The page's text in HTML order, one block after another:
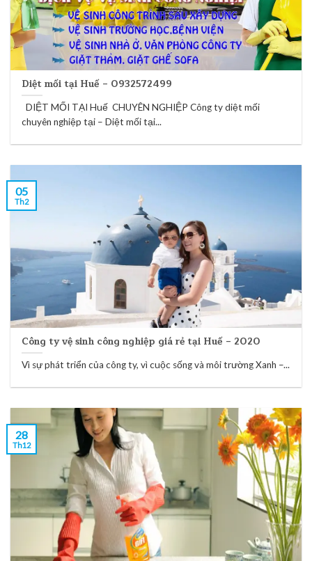
Diệt mối tại Huế – 0932572499
DIỆT MỐI TẠI Huế CHUYÊN NGHIỆP Công ty diệt mối
chuyên nghiệp tại – Diệt mối tại...
Công ty vệ sinh công nghiệp giá rẻ tại Huế – 2020
Vì sự phát triển của công ty, vì cuộc sống và môi trường Xanh –...
05
Th2
28
Th12